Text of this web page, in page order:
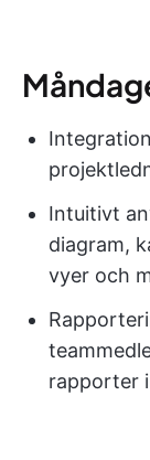
Intuitivt
diagram,
vyer och
rapporter